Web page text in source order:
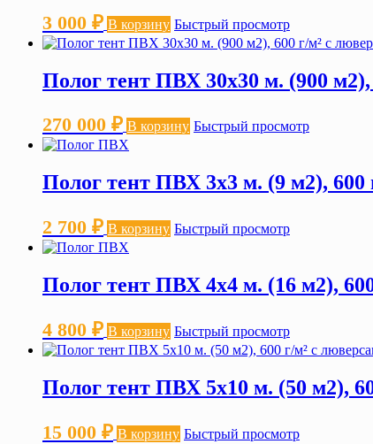
3 000 ₽ В корзину Быстрый просмотр
Полог тент ПВХ 30х30 м. (900
270 000 ₽ В корзину Быстрый просмотр
Полог тент ПВХ 3х3 м. (9 м2), 600
2 700 ₽ В корзину Быстрый просмотр
Полог тент ПВХ 4х4 м. (16 м2),
4 800 ₽ В корзину Быстрый просмотр
Полог тент ПВХ 5х10 м. (50 м2),
15 000 ₽ В корзину Быстрый просмотр